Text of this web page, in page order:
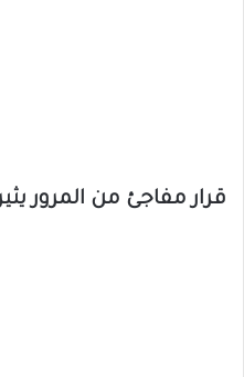
قرار مفاجئ من المرور